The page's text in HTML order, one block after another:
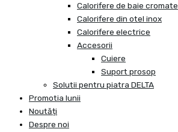
Calorifere de baie cromate
Calorifere din otel inox
Calorifere electrice
Accesorii
Cuiere
Suport prosop
Solutii pentru piatra DELTA
Promotia lunii
Noutăți
Despre noi